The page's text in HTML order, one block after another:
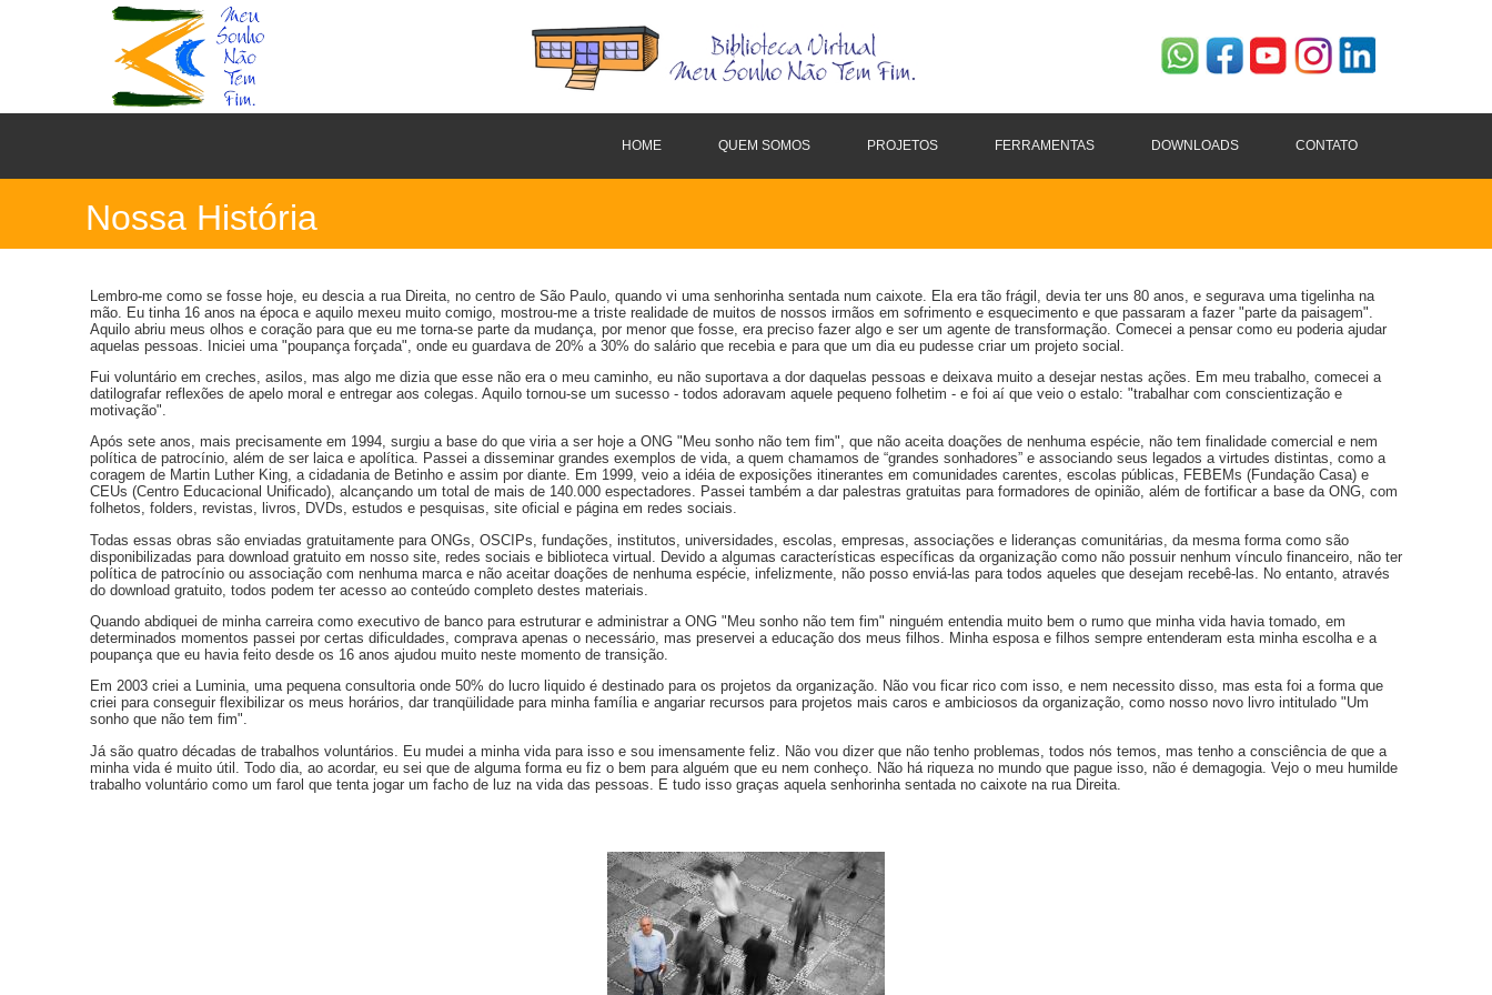
HOME QUEM SOMOS PROJETOS FERRAMENTAS DOWNLOADS CONTATO
Nossa História
Lembro-me como se fosse hoje, eu descia a rua Direita, no centro de São Paulo, quando vi uma senhorinha sentada num caixote. Ela era tão frágil, devia ter uns 80 anos, e segurava uma tigelinha na
mão. Eu tinha 16 anos na época e aquilo mexeu muito comigo, mostrou-me a triste realidade de muitos de nossos irmãos em sofrimento e esquecimento e que passaram a fazer "parte da paisagem".
Aquilo abriu meus olhos e coração para que eu me torna-se parte da mudança, por menor que fosse, era preciso fazer algo e ser um agente de transformação. Comecei a pensar como eu poderia ajudar
aquelas pessoas. Iniciei uma "poupança forçada", onde eu guardava de 20% a 30% do salário que recebia e para que um dia eu pudesse criar um projeto social.
Fui voluntário em creches, asilos, mas algo me dizia que esse não era o meu caminho, eu não suportava a dor daquelas pessoas e deixava muito a desejar nestas ações. Em meu trabalho, comecei a
datilografar reflexões de apelo moral e entregar aos colegas. Aquilo tornou-se um sucesso - todos adoravam aquele pequeno folhetim - e foi aí que veio o estalo: "trabalhar com conscientização e
motivação".
Após sete anos, mais precisamente em 1994, surgiu a base do que viria a ser hoje a ONG "Meu sonho não tem fim", que não aceita doações de nenhuma espécie, não tem finalidade comercial e nem
política de patrocínio, além de ser laica e apolítica. Passei a disseminar grandes exemplos de vida, a quem chamamos de “grandes sonhadores” e associando seus legados a virtudes distintas, como a
coragem de Martin Luther King, a cidadania de Betinho e assim por diante. Em 1999, veio a idéia de exposições itinerantes em comunidades carentes, escolas públicas, FEBEMs (Fundação Casa) e
CEUs (Centro Educacional Unificado), alcançando um total de mais de 140.000 espectadores. Passei também a dar palestras gratuitas para formadores de opinião, além de fortificar a base da ONG, com
folhetos, folders, revistas, livros, DVDs, estudos e pesquisas, site oficial e página em redes sociais.
Todas essas obras são enviadas gratuitamente para ONGs, OSCIPs, fundações, institutos, universidades, escolas, empresas, associações e lideranças comunitárias, da mesma forma como são
disponibilizadas para download gratuito em nosso site, redes sociais e biblioteca virtual. Devido a algumas características específicas da organização como não possuir nenhum vínculo financeiro, não ter
política de patrocínio ou associação com nenhuma marca e não aceitar doações de nenhuma espécie, infelizmente, não posso enviá-las para todos aqueles que desejam recebê-las. No entanto, através
do download gratuito, todos podem ter acesso ao conteúdo completo destes materiais.
Quando abdiquei de minha carreira como executivo de banco para estruturar e administrar a ONG "Meu sonho não tem fim" ninguém entendia muito bem o rumo que minha vida havia tomado, em
determinados momentos passei por certas dificuldades, comprava apenas o necessário, mas preservei a educação dos meus filhos. Minha esposa e filhos sempre entenderam esta minha escolha e a
poupança que eu havia feito desde os 16 anos ajudou muito neste momento de transição.
Em 2003 criei a Luminia, uma pequena consultoria onde 50% do lucro liquido é destinado para os projetos da organização. Não vou ficar rico com isso, e nem necessito disso, mas esta foi a forma que
criei para conseguir flexibilizar os meus horários, dar tranqüilidade para minha família e angariar recursos para projetos mais caros e ambiciosos da organização, como nosso novo livro intitulado "Um
sonho que não tem fim".
Já são quatro décadas de trabalhos voluntários. Eu mudei a minha vida para isso e sou imensamente feliz. Não vou dizer que não tenho problemas, todos nós temos, mas tenho a consciência de que a
minha vida é muito útil. Todo dia, ao acordar, eu sei que de alguma forma eu fiz o bem para alguém que eu nem conheço. Não há riqueza no mundo que pague isso, não é demagogia. Vejo o meu humilde
trabalho voluntário como um farol que tenta jogar um facho de luz na vida das pessoas. E tudo isso graças aquela senhorinha sentada no caixote na rua Direita.